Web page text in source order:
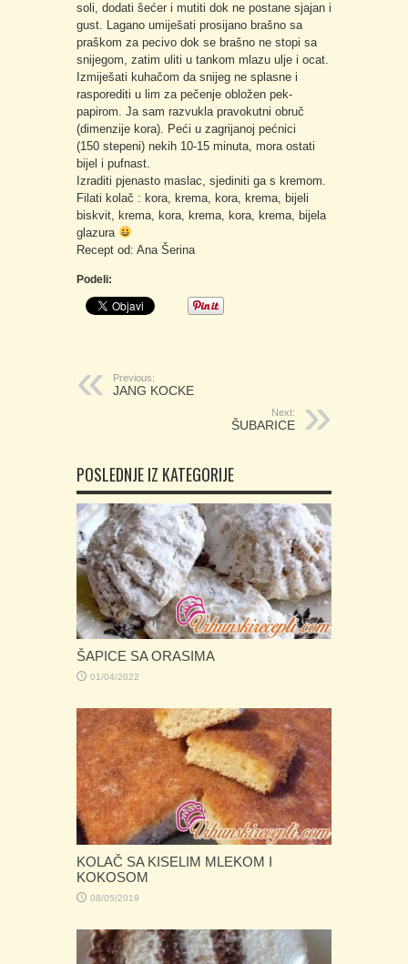
soli, dodati šećer i mutiti dok ne postane sjajan i
gust. Lagano umiješati prosijano brašno sa
praškom za pecivo dok se brašno ne stopi sa
snijegom, zatim uliti u tankom mlazu ulje i ocat.
Izmiješati kuhačom da snijeg ne splasne i
rasporediti u lim za pečenje obložen pek-
papirom. Ja sam razvukla pravokutni obruč
(dimenzije kora). Peći u zagrijanoj pećnici
(150 stepeni) nekih 10-15 minuta, mora ostati
bijel i pufnast.
Izraditi pjenasto maslac, sjediniti ga s kremom.
Filati kolač : kora, krema, kora, krema, bijeli
biskvit, krema, kora, krema, kora, krema, bijela
glazura
Recept od: Ana Šerina
Podeli:
Previous:
JANG KOCKE
Next:
ŠUBARICE
POSLEDNJE IZ KATEGORIJE
ŠAPICE SA ORASIMA
01/04/2022
KOLAČ SA KISELIM MLEKOM I
KOKOSOM
08/05/2019